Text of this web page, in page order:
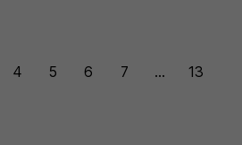
4 5 6 7 ... 13